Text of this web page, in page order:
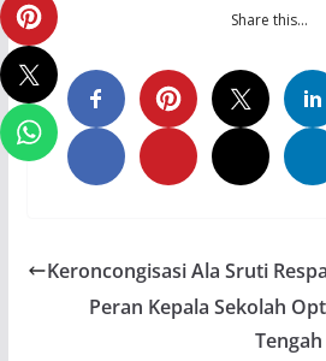
Share this…
Keroncongisasi Ala Sruti
Peran Kepala Sekolah